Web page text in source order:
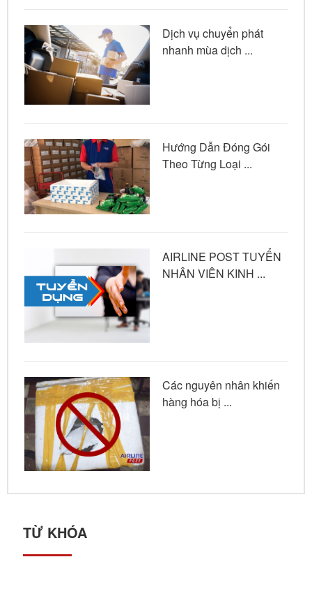
Dịch vụ chuyển phát
nhanh mùa dịch ...
Hướng Dẫn Đóng Gói
Theo Từng Loại ...
AIRLINE POST TUYỂN
NHÂN VIÊN KINH ...
Các nguyên nhân khiến
hàng hóa bị ...
TỪ KHÓA